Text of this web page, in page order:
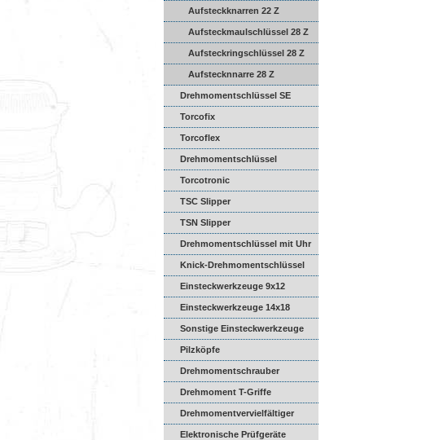
Aufsteckknarren 22 Z
Aufsteckmaulschlüssel 28 Z
Aufsteckringschlüssel 28 Z
Aufstecknnarre 28 Z
Drehmomentschlüssel SE
Torcofix
Torcoflex
Drehmomentschlüssel
DREMASTER
Torcotronic
TSC Slipper
TSN Slipper
Drehmomentschlüssel mit Uhr
Knick-Drehmomentschlüssel
Einsteckwerkzeuge 9x12
Einsteckwerkzeuge 14x18
Sonstige Einsteckwerkzeuge
Pilzköpfe
Drehmomentschrauber
Drehmoment T-Griffe
Drehmomentvervielfältiger
Elektronische Prüfgeräte